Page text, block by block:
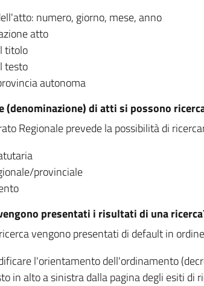
numero, giorno, mese, anno
atto
titolo
testo
autonoma
(denominazione) di atti si possono
Regionale prevede la possibilità di
provinciale
presentati i risultati di una
vengono presentati di default in
l'orientamento dell'ordinamento
in alto a sinistra dalla pagina degli esiti di